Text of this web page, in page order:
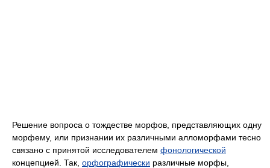
Решение вопроса о тождестве морфов, представляющих одну
морфему, или признании их различными алломорфами тесно
связано с принятой исследователем фонологической
концепцией. Так, орфографически различные морфы,